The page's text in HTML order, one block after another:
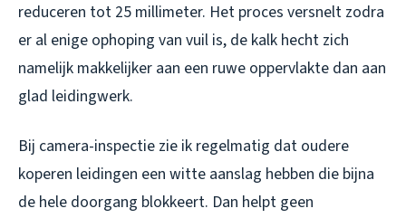
reduceren tot 25 millimeter. Het proces versnelt zodra
er al enige ophoping van vuil is, de kalk hecht zich
namelijk makkelijker aan een ruwe oppervlakte dan aan
glad leidingwerk.
Bij camera-inspectie zie ik regelmatig dat oudere
koperen leidingen een witte aanslag hebben die bijna
de hele doorgang blokkeert. Dan helpt geen